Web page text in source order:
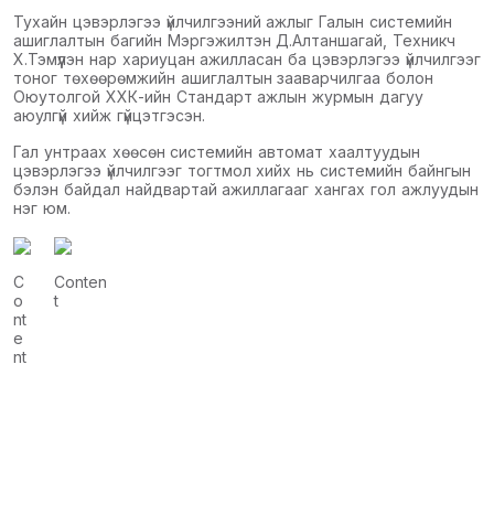
Тухайн цэвэрлэгээ үйлчилгээний ажлыг Галын системийн
ашиглалтын багийн Мэргэжилтэн Д.Алтаншагай, Техникч
Х.Тэмүүлэн нар хариуцан ажилласан ба цэвэрлэгээ үйлчилгээг
тоног төхөөрөмжийн ашиглалтын зааварчилгаа болон
Оюутолгой ХХК-ийн Стандарт ажлын журмын дагуу
аюулгүй хийж гүйцэтгэсэн.
Гал унтраах хөөсөн системийн автомат хаалтуудын
цэвэрлэгээ үйлчилгээг тогтмол хийх нь системийн байнгын
бэлэн байдал найдвартай ажиллагааг хангах гол ажлуудын
нэг юм.
C
o
nt
e
nt
Conten
t